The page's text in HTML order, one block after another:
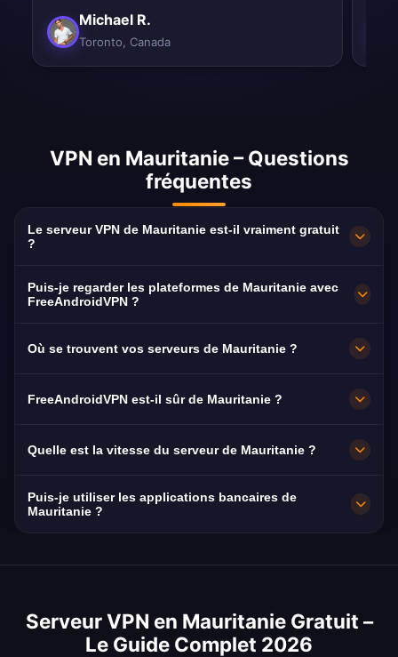
Michael R.
Toronto, Canada
VPN en Mauritanie – Questions
fréquentes
Le serveur VPN de Mauritanie est-il vraiment gratuit
?
abonnement, sans carte bancaire et sans
Puis-je regarder les plateformes de Mauritanie avec
FreeAndroidVPN ?
Où se trouvent vos serveurs de Mauritanie ?
FreeAndroidVPN est-il sûr de Mauritanie ?
Quelle est la vitesse du serveur de Mauritanie ?
débit moyen de Mauritanie est de 15 Mbps,
Puis-je utiliser les applications bancaires de
Mauritanie ?
Banque Populaire de Mauritanie sont
Respectez les conditions de votre banque.
Serveur VPN en Mauritanie Gratuit –
Le Guide Complet 2026